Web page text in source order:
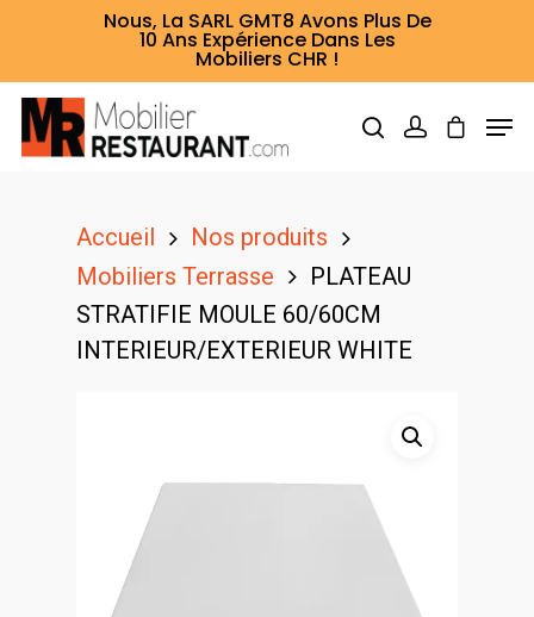
Nous, La SARL GMT8 Avons Plus De
10 Ans Expérience Dans Les
Mobiliers CHR !
Hit enter to search or ESC to close
Accueil
Nos produits
Mobiliers Terrasse
PLATEAU
STRATIFIE MOULE 60/60CM
INTERIEUR/EXTERIEUR WHITE